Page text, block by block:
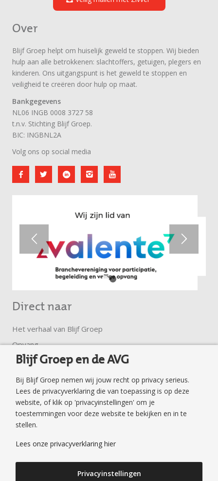
Over
Blijf Groep helpt om huiselijk geweld te stoppen. Wij bieden
hulp aan alle betrokkenen: slachtoffers, getuigen, plegers en
kinderen. Ons uitgangspunt is het geweld te stoppen en
veiligheid te creëren door hulp op maat.
Bankgegevens
NL06 INGB 0008 3727 58
t.n.v. Stichting Blijf Groep.
BIC: INGBNL2A
Volg ons op social media
Direct naar
Het verhaal van Blijf Groep
Opvang
Ambulante hulp
Trainingen en groepen
Klachtenregeling
Privacyverklaring
Veilig surfen en mailen
Blijf Groep en de AVG
Bij Blijf Groep nemen wij jouw recht op privacy serieus.
Lees de privacyverklaring die van toepassing is op deze
website, of klik op 'privacyinstellingen' om je
toestemmingen voor deze website te bekijken en in te
stellen.
Lees onze privacyverklaring hier
Privacyinstellingen